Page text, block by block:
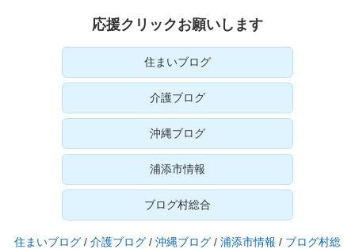
応援クリックお願いします
住まいブログ
介護ブログ
沖縄ブログ
浦添市情報
ブログ村総合
住まいブログ / 介護ブログ / 沖縄ブログ / 浦添市情報 / ブログ村総